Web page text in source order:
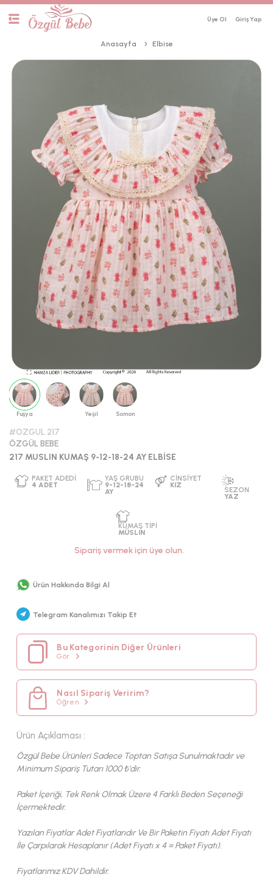
Üye Ol
Anasayfa Elbise
Fuşya Yeşil Somon
#OZGUL 217
ÖZGÜL BEBE
217 MUSLIN KUMAŞ 9-12-18-24 AY ELBİSE
YAŞ GRUBU
Sipariş vermek için üye olun.
Ürün Hakkında Bilgi Al
Telegram Kanalımızı Takip Et
Bu Kategorinin Diğer Ürünleri
Gör
Nasıl Sipariş Veririm?
Öğren
Ürün Açıklaması :
Özgül Bebe Ürünleri Sadece Toptan Satışa Sunulmaktadır ve
Minimum Sipariş Tutarı 1000 ₺'dir.
Paket İçeriği, Tek Renk Olmak Üzere 4 Farklı Beden Seçeneği
İçermektedir.
Yazılan Fiyatlar Adet Fiyatlarıdır Ve Bir Paketin Fiyatı Adet Fiyatı
İle Çarpılarak Hesaplanır (Adet Fiyatı x 4 = Paket Fiyatı).
Fiyatlarımız KDV Dahildir.